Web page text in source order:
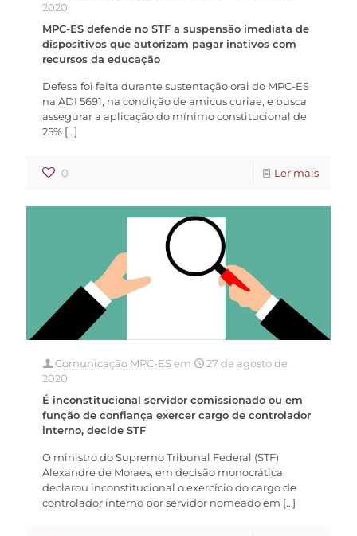
2020
MPC-ES defende no STF a suspensão imediata de
dispositivos que autorizam pagar inativos com
recursos da educação
Defesa foi feita durante sustentação oral do MPC-ES
na ADI 5691, na condição de amicus curiae, e busca
assegurar a aplicação do mínimo constitucional de
25% […]
0 Ler mais
Comunicação MPC-ESem
27 de agosto de
2020
É inconstitucional servidor comissionado ou em
função de confiança exercer cargo de controlador
interno, decide STF
O ministro do Supremo Tribunal Federal (STF)
Alexandre de Moraes, em decisão monocrática,
declarou inconstitucional o exercício do cargo de
controlador interno por servidor nomeado em […]